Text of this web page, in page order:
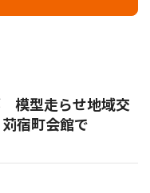
模型走らせ地域交
宿町会館で